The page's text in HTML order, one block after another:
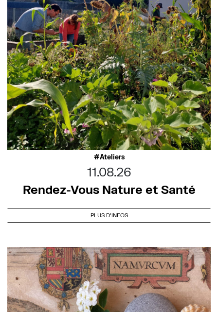
Ateliers
11.08.26
Rendez-Vous Nature et Santé
PLUS D'INFOS